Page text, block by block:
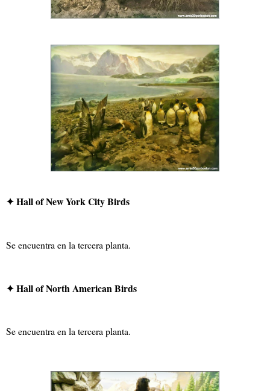
✦ Hall of New York City Birds
Se encuentra en la tercera planta.
✦ Hall of North American Birds
Se encuentra en la tercera planta.